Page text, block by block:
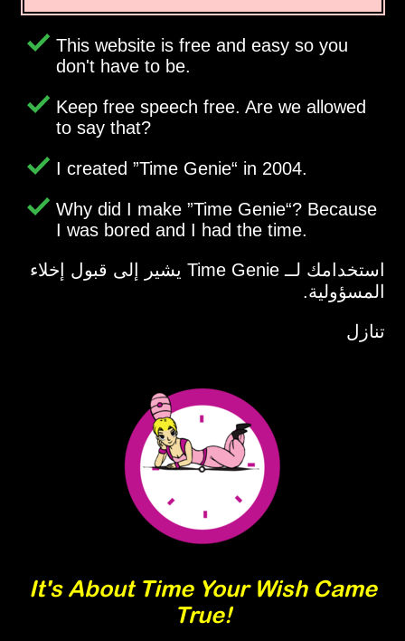
This website is free and easy so you
don't have to be.
Keep free speech free. Are we allowed
to say that?
I created Time Genie in 2004.
Why did I make Time Genie ? Because
I was bored and I had the time.
استخدامك لــ Time Genie يشير إلى قبول إخلاء
المسؤولية.
تنازل
It's About Time Your Wish Came
True!